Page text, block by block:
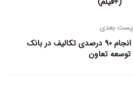
پست بعدی
پایبندی به قانون با انجام ۹۰ درصدی تکالیف در بانک
توسعه تعاون